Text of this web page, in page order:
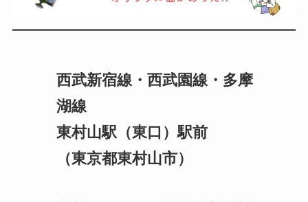
西武新宿線・西武園線・多摩
湖線
東村山駅（東口）駅前
（東京都東村山市）